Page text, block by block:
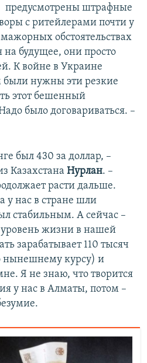
предусмотрены штрафные
с ритейлерами почти у
обстоятельствах
на будущее, они просто
К войне в Украине
были нужны эти резкие
этот бешенный
было договариваться. –
был 430 за доллар, –
Казахстана Нурлан. –
расти дальше.
у нас в стране шли
стабильным. А сейчас –
жизни в нашей
зарабатывает 110 тысяч
нынешнему курсу) и
Я не знаю, что творится
у нас в Алматы, потом –